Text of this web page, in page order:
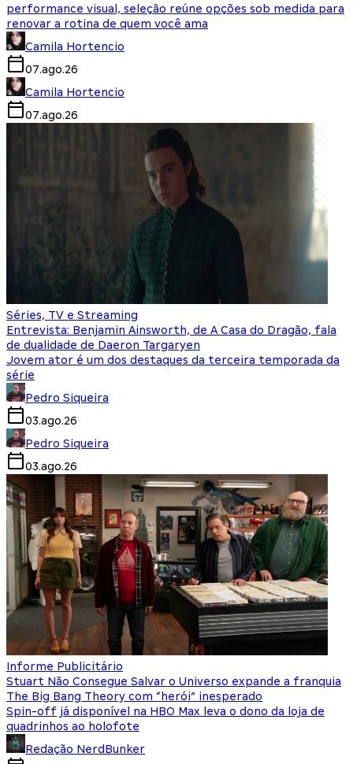
performance visual, seleção reúne opções sob medida para
renovar a rotina de quem você ama
Camila Hortencio
07.ago.26
Camila Hortencio
07.ago.26
Séries, TV e Streaming
Entrevista: Benjamin Ainsworth, de A Casa do Dragão, fala
de dualidade de Daeron Targaryen
Jovem ator é um dos destaques da terceira temporada da
série
Pedro Siqueira
03.ago.26
Pedro Siqueira
03.ago.26
Informe Publicitário
Stuart Não Consegue Salvar o Universo expande a franquia
The Big Bang Theory com “herói” inesperado
Spin-off já disponível na HBO Max leva o dono da loja de
quadrinhos ao holofote
Redação NerdBunker